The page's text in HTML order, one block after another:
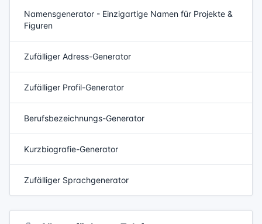
Namensgenerator - Einzigartige Namen für Projekte &
Figuren
Zufälliger Adress-Generator
Zufälliger Profil-Generator
Berufsbezeichnungs-Generator
Kurzbiografie-Generator
Zufälliger Sprachgenerator